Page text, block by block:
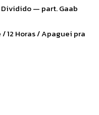
— part. Gaab
12 Horas / Apaguei pra